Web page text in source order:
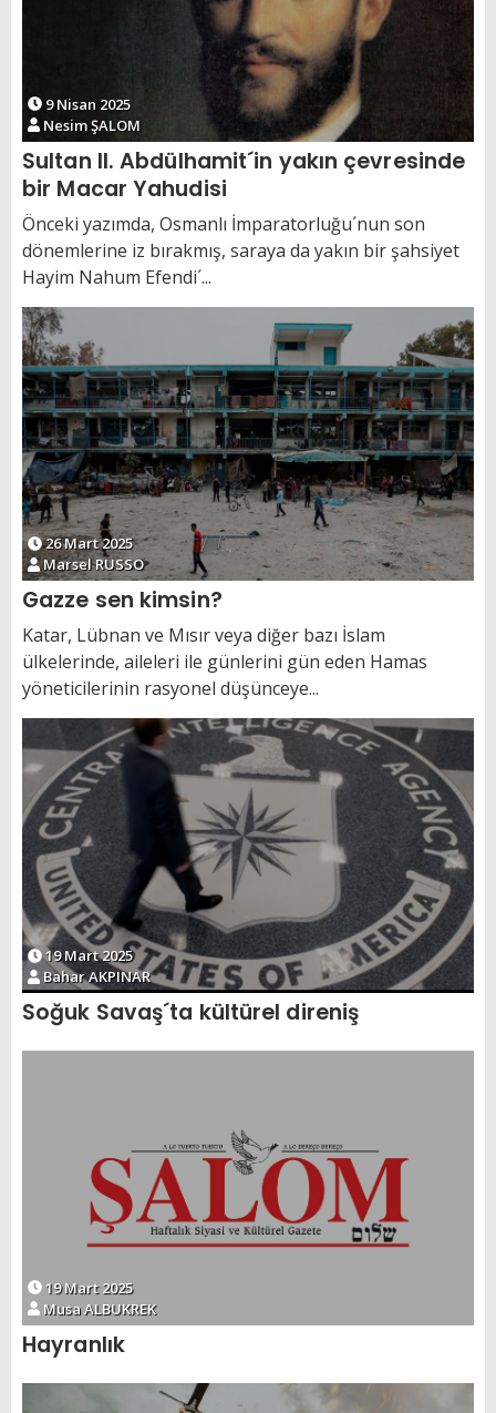
9 Nisan 2025
Nesim ŞALOM
Sultan II. Abdülhamit´in yakın çevresinde
bir Macar Yahudisi
Önceki yazımda, Osmanlı İmparatorluğu´nun son
dönemlerine iz bırakmış, saraya da yakın bir şahsiyet
Hayim Nahum Efendi´...
26 Mart 2025
Marsel RUSSO
Gazze sen kimsin?
Katar, Lübnan ve Mısır veya diğer bazı İslam
ülkelerinde, aileleri ile günlerini gün eden Hamas
yöneticilerinin rasyonel düşünceye...
19 Mart 2025
Bahar AKPINAR
Soğuk Savaş´ta kültürel direniş
19 Mart 2025
Musa ALBUKREK
Hayranlık